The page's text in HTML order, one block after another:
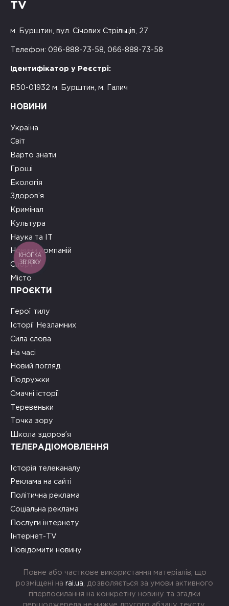
TV
м. Бурштин, вул. Січових Стрільців, 27
Телефон: 096-888-73-58, 066-888-73-58
Ідентифікатор у Реєстрі:
R50-01932 м. Бурштин, м. Галич
НОВИНИ
Україна
Світ
Варто знати
Гроші
Екологія
Здоров’я
Кримінал
Культура
Наука та ІТ
Новини компаній
Спорт
Місто
ПРОЄКТИ
Герої тилу
Історії Незламних
Сила слова
На часі
Новий погляд
Подружки
Смачні історії
Теревеньки
Точка зору
Школа здоров’я
ТЕЛЕРАДІОМОВЛЕННЯ
Історія телеканалу
Реклама на сайті
Політична реклама
Соціальна реклама
Послуги інтернету
Інтернет-TV
Повідомити новину
Повне або часткове використання матеріалів, що
розміщені на rai.ua , дозволяється за умови активного
гіперпосилання на конкретну новину та згадки
КНОПКА
ЗВ'ЯЗКУ